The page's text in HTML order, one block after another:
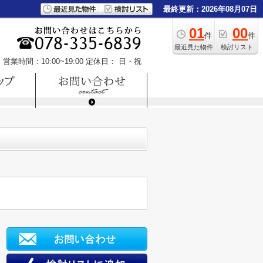
最終更新：2026年08月07日
01件
最近見た物件
00件
検討リスト
営業時間：10:00~19:00 定休日： 日・祝